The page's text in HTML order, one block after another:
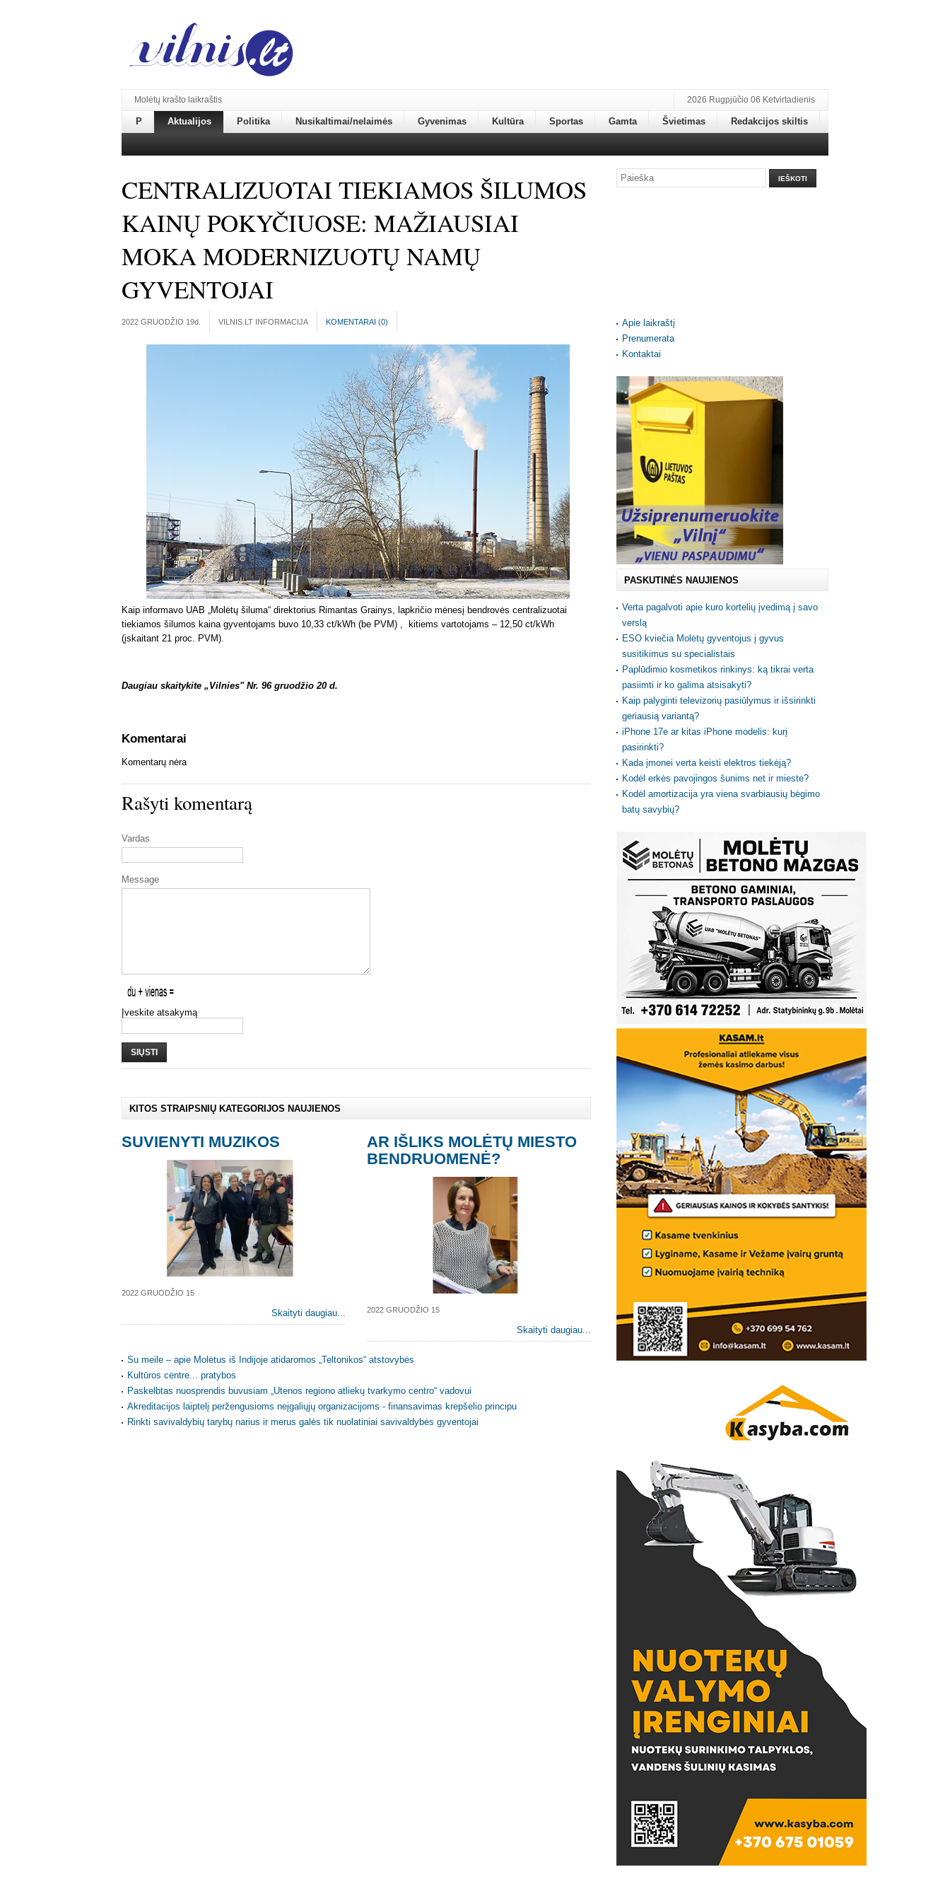
Molėtų krašto laikraštis 2026 Rugpjūčio 06 Ketvirtadienis
P Aktualijos Politika Nusikaltimai/nelaimės Gyvenimas Kultūra Sportas Gamta Švietimas Redakcijos skiltis
CENTRALIZUOTAI TIEKIAMOS ŠILUMOS
KAINŲ POKYČIUOSE: MAŽIAUSIAI
MOKA MODERNIZUOTŲ NAMŲ
GYVENTOJAI
2022 GRUODŽIO 19d. VILNIS.LT INFORMACIJA KOMENTARAI (0)
Kaip informavo UAB „Molėtų šiluma“ direktorius Rimantas Grainys, lapkričio mėnesį bendrovės centralizuotai
tiekiamos šilumos kaina gyventojams buvo 10,33 ct/kWh (be PVM) , kitiems vartotojams – 12,50 ct/kWh
(įskaitant 21 proc. PVM).
Daugiau skaitykite „Vilnies" Nr. 96 gruodžio 20 d.
Komentarai
Komentarų nėra
Rašyti komentarą
Vardas
Message
Įveskite atsakymą
SIŲSTI
KITOS STRAIPSNIŲ KATEGORIJOS NAUJIENOS
SUVIENYTI MUZIKOS
2022 GRUODŽIO 15
Skaityti daugiau...
AR IŠLIKS MOLĖTŲ MIESTO
BENDRUOMENĖ?
2022 GRUODŽIO 15
Skaityti daugiau...
Su meile – apie Molėtus iš Indijoje atidaromos „Teltonikos“ atstovybės
Kultūros centre... pratybos
Paskelbtas nuosprendis buvusiam „Utenos regiono atliekų tvarkymo centro“ vadovui
Akreditacijos laiptelį peržengusioms neįgaliųjų organizacijoms - finansavimas krepšelio principu
Rinkti savivaldybių tarybų narius ir merus galės tik nuolatiniai savivaldybės gyventojai
Apie laikraštį
Prenumerata
Kontaktai
PASKUTINĖS NAUJIENOS
Verta pagalvoti apie kuro kortelių įvedimą į savo
verslą
ESO kviečia Molėtų gyventojus į gyvus
susitikimus su specialistais
Paplūdimio kosmetikos rinkinys: ką tikrai verta
pasiimti ir ko galima atsisakyti?
Kaip palyginti televizorių pasiūlymus ir išsirinkti
geriausią variantą?
iPhone 17e ar kitas iPhone modelis: kurį
pasirinkti?
Kada įmonei verta keisti elektros tiekėją?
Kodėl erkės pavojingos šunims net ir mieste?
Kodėl amortizacija yra viena svarbiausių bėgimo
batų savybių?